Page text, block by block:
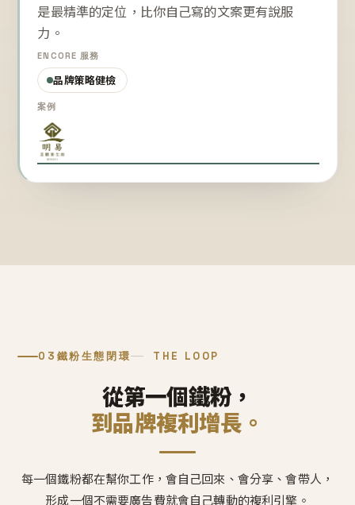
是最精準的定位，比你自己寫的文案更有說服
力。
ENCORE 服務
品牌策略健檢
案例
03 鐵粉生態閉環 THE LOOP
從第一個鐵粉，
到品牌複利增長。
每一個鐵粉都在幫你工作，會自己回來、會分享、會帶人，
形成一個不需要廣告費就會自己轉動的複利引擎。